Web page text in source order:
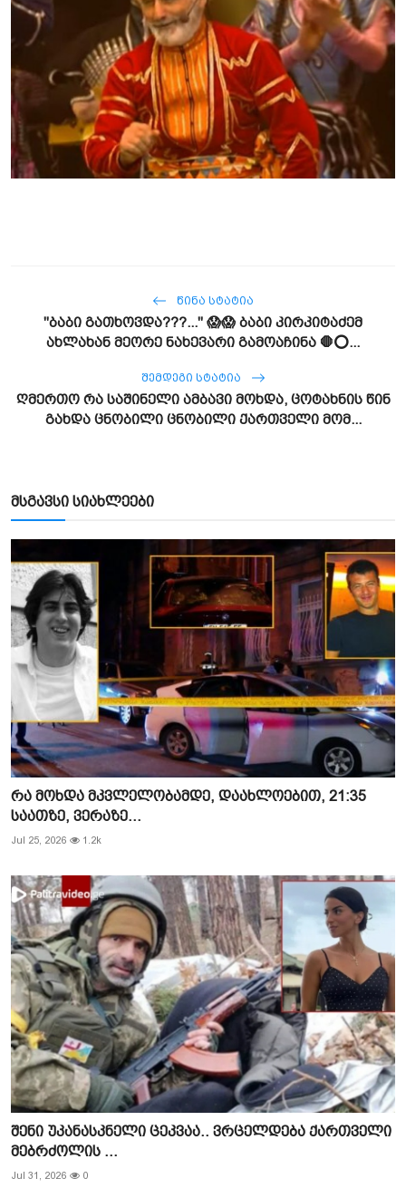
ᲬᲘᲜᲐ ᲡᲢᲐᲢᲘᲐ
"ბაბი გათხოვდა???..." 😱😱 ბაბი კირკიტაძემ
ახლახან მეორე ნახევარი გამოაჩინა 🛑⭕...
ᲨᲔᲛᲓᲔᲒᲘ ᲡᲢᲐᲢᲘᲐ
ღმერთო რა საშინელი ამბავი მოხდა, ცოტახნის წინ
გახდა ცნობილი ცნობილი ქართველი მომ...
მსგავსი სიახლეები
რა მოხდა მკვლელობამდე, დაახლოებით, 21:35
საათზე, ვერაზე...
Jul 25, 2026 1.2k
შენი უკანასკნელი ცეკვაა.. ვრცელდება ქართველი
მებრძოლის ...
Jul 31, 2026 0